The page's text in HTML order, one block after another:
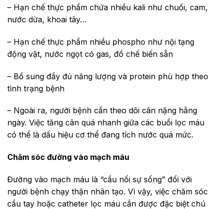
– Hạn chế thực phẩm chứa nhiều kali như chuối, cam,
nước dừa, khoai tây…
– Hạn chế thực phẩm nhiều phospho như nội tạng
động vật, nước ngọt có gas, đồ chế biến sẵn
– Bổ sung đầy đủ năng lượng và protein phù hợp theo
tình trạng bệnh
– Ngoài ra, người bệnh cần theo dõi cân nặng hằng
ngày. Việc tăng cân quá nhanh giữa các buổi lọc máu
có thể là dấu hiệu cơ thể đang tích nước quá mức.
Chăm sóc đường vào mạch máu
Đường vào mạch máu là “cầu nối sự sống” đối với
người bệnh chạy thận nhân tạo. Vì vậy, việc chăm sóc
cầu tay hoặc catheter lọc máu cần được đặc biệt chú